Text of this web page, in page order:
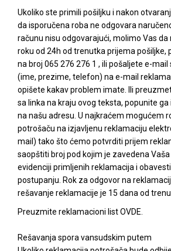
Ukoliko ste primili pošiljku i nakon
da isporučena roba ne odgovara
računu nisu odgovarajući, molimo Vas da
roku od 24h od trenutka prijema
na broj 065 276 276 1 , ili pošaljete e-
(ime, prezime, telefon) na e-mail
opišete kakav problem imate. Ili
sa linka na kraju ovog teksta, popunite
na našu adresu. U najkraćem mogućem
potrošaču na izjavljenu reklamaciju
mail) tako što ćemo potvrditi prijem
saopštiti broj pod kojim je zavedena
evidenciji primljenih reklamacija i
postupanju. Rok za odgovor na
rešavanje reklamacije je 15 dana od
Preuzmite reklamacioni listOVDE
Rešavanja spora vansudskim putem